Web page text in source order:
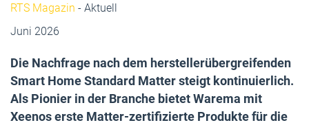
RTS Magazin - Aktuell
Juni 2026
Die Nachfrage nach dem herstellerübergreifenden
Smart Home Standard Matter steigt kontinuierlich.
Als Pionier in der Branche bietet Warema mit
Xeenos erste Matter-zertifizierte Produkte für die